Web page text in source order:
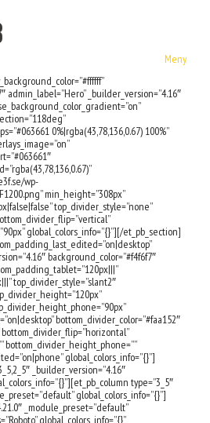
Meny
admin_label=”Hero” _builder_version=”4.16″
0%|rgba(43,78,136,0.67) 100%”
wp-
min_height=”308px”
top_divider_style=”none”
global_colors_info=”{}”][/et_pb_section]
background_color=”#f4f6f7″
top_divider_style=”slant2″
bottom_divider_color=”#faa152″
global_colors_info=”{}”]
_builder_version=”4.16″
type=”3_5″
global_colors_info=”{}”]
_module_preset=”default”
global_colors_info=”{}”